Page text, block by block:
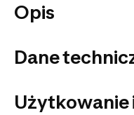
Opis
Dane
Użytkowanie